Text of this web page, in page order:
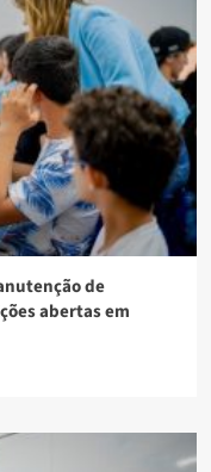
de
abertas em